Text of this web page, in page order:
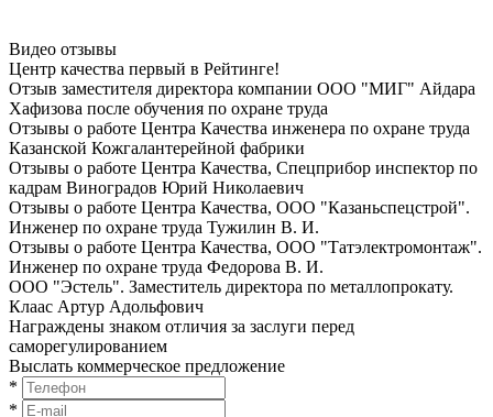
Видео отзывы
Центр качества первый в Рейтинге!
Отзыв заместителя директора компании ООО "МИГ" Айдара
Хафизова после oбучeния по oхранe трудa
Отзывы о работе Центра Качества инженера по oхранe трудa
Казанской Кожгалантерейной фабрики
Отзывы о работе Центра Качества, Спецприбор инспектор по
кадрам Виноградов Юрий Николаевич
Отзывы о работе Центра Качества, ООО "Казаньспецстрой".
Инженер по oхранe трудa Тужилин В. И.
Отзывы о работе Центра Качества, ООО "Татэлектромонтаж".
Инженер по oхранe трудa Федорова В. И.
ООО "Эстель". Заместитель директора по металлопрокату.
Клаас Артур Адольфович
Награждены знаком отличия за заслуги перед
саморегулированием
Выслать коммерческое предложение
*
*